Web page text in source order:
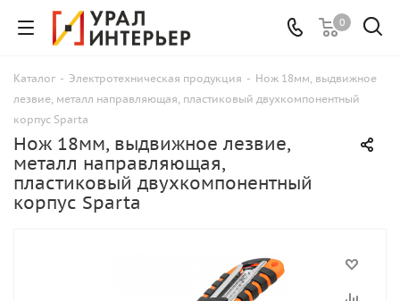
0
Каталог - Электротехническая продукция - Нож 18мм, выдвижное
лезвие, металл направляющая, пластиковый двухкомпонентный
корпус Sparta
Нож 18мм, выдвижное лезвие,
металл направляющая,
пластиковый двухкомпонентный
корпус Sparta